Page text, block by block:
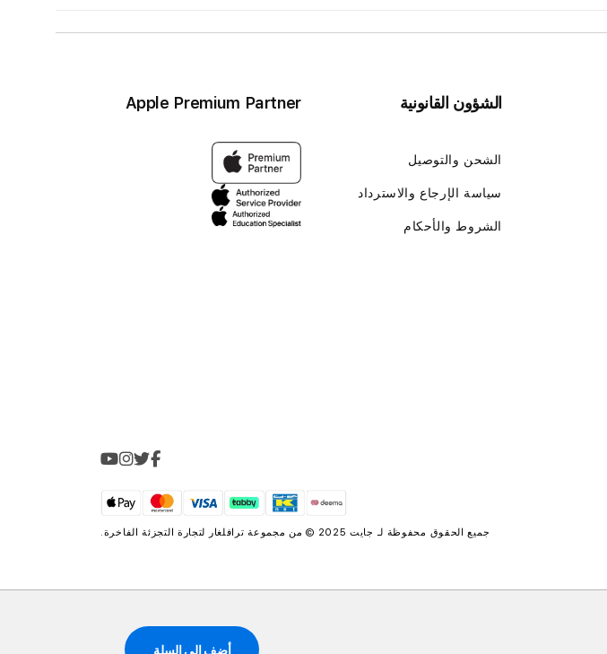
أضف إلى السلة
الشؤون القانونية
الشحن والتوصيل
سياسة الإرجاع والاسترداد
الشروط والأحكام
Apple Premium Partner
جميع الحقوق محفوظة لـ جايت 2025 © من مجموعة ترافلغار لتجارة التجزئة الفاخرة.